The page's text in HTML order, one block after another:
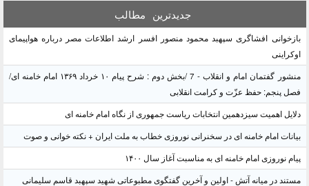
جدیدترین مطالب
بازخوانی افشاگری سپهبد محمود منصور افسر ارشد اطلاعات مصر درباره هواپیمای
اوکراینی
منشور گفتمان امام و انقلاب - 7 /بخش دوم : شرح پیام ۱۰ خرداد ۱۳۶۹ امام خامنه ای/
فصل پنجم: حفظ عزّت و کرامت انقلابی
دلایل اهمیت سیزدهمین انتخابات ریاست جمهوری از نگاه امام خامنه ای
بیانات امام خامنه ای در سخنرانی نوروزی خطاب به ملت ایران + نکته خوانی و صوت
پیام نوروزی امام خامنه ای به مناسبت آغاز سال ۱۴۰۰
مستند در میانه آتش - اولین و آخرین گفتگوی مطبوعاتی شهید سپهبد قاسم سلیمانی